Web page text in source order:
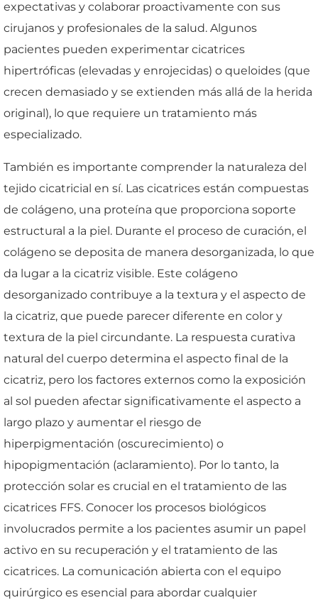
expectativas y colaborar proactivamente con sus
cirujanos y profesionales de la salud. Algunos
pacientes pueden experimentar cicatrices
hipertróficas (elevadas y enrojecidas) o queloides (que
crecen demasiado y se extienden más allá de la herida
original), lo que requiere un tratamiento más
especializado.
También es importante comprender la naturaleza del
tejido cicatricial en sí. Las cicatrices están compuestas
de colágeno, una proteína que proporciona soporte
estructural a la piel. Durante el proceso de curación, el
colágeno se deposita de manera desorganizada, lo que
da lugar a la cicatriz visible. Este colágeno
desorganizado contribuye a la textura y el aspecto de
la cicatriz, que puede parecer diferente en color y
textura de la piel circundante. La respuesta curativa
natural del cuerpo determina el aspecto final de la
cicatriz, pero los factores externos como la exposición
al sol pueden afectar significativamente el aspecto a
largo plazo y aumentar el riesgo de
hiperpigmentación (oscurecimiento) o
hipopigmentación (aclaramiento). Por lo tanto, la
protección solar es crucial en el tratamiento de las
cicatrices FFS. Conocer los procesos biológicos
involucrados permite a los pacientes asumir un papel
activo en su recuperación y el tratamiento de las
cicatrices. La comunicación abierta con el equipo
quirúrgico es esencial para abordar cualquier